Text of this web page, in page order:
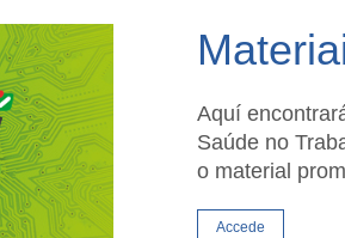
Aquí
Saúde no
o material
Accede